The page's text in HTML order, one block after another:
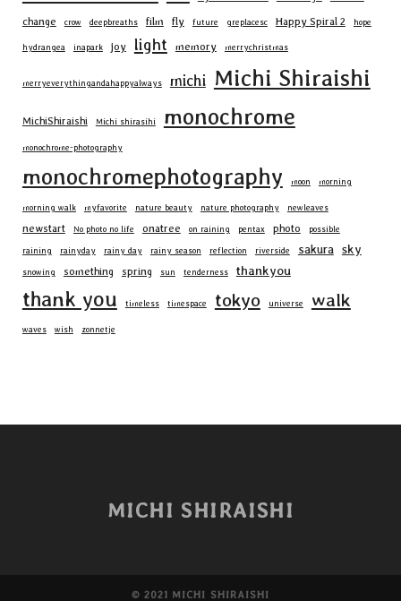
change crow deepbreaths film fly future greplacesc Happy Spiral 2 hope
hydrangea inapark joy light memory merrychristmas
merryeverythingandahappyalways michi Michi Shiraishi
MichiShiraishi Michi shirasihi monochrome
monochrome-photography
monochromephotography moon morning
morning walk myfavorite nature beauty nature photography newleaves
newstart No photo no life onatree on raining pentax photo possible
raining rainyday rainy day rainy season reflection riverside sakura sky
snowing something spring sun tenderness thankyou
thank you timeless timespace tokyo universe walk
waves wish zonnetje
MICHI SHIRAISHI
©︎ 2021 MICHI SHIRAISHI